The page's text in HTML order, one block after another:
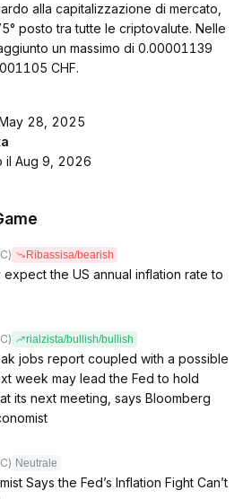
alla capitalizzazione di mercato,
posto tra tutte le criptovalute. Nelle
un massimo di 0.00001139
CHF.
28, 2025
il Aug 9, 2026
Ribassisa/bearish
the US annual inflation rate to
rialzista/bullish/bullish
jobs report coupled with a possible
week may lead the Fed to hold
its next meeting, says Bloomberg
Neutrale
Says the Fed’s Inflation Fight Can’t